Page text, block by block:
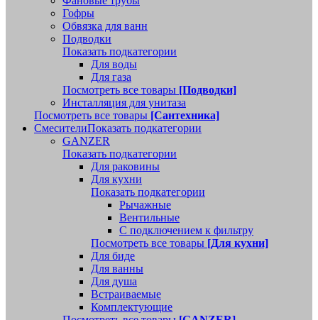
Гофры
Обвязка для ванн
Подводки
Показать подкатегории
Для воды
Для газа
Посмотреть все товары [Подводки]
Инсталляция для унитаза
Посмотреть все товары [Сантехника]
СмесителиПоказать подкатегории
GANZER
Показать подкатегории
Для раковины
Для кухни
Показать подкатегории
Рычажные
Вентильные
С подключением к фильтру
Посмотреть все товары [Для кухни]
Для биде
Для ванны
Для душа
Встраиваемые
Комплектующие